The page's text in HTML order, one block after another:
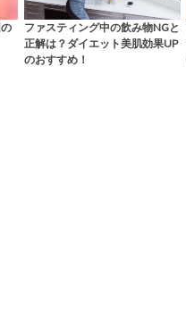
ファスティング中の飲み物NGと
正解は？ダイエット美肌効果UP
のおすすめ！